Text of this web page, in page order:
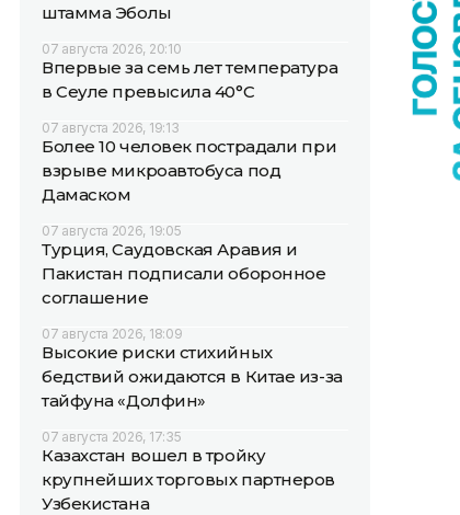
штамма Эболы
07 августа 2026, 20:10
Впервые за семь лет температура
в Сеуле превысила 40°C
07 августа 2026, 19:13
Более 10 человек пострадали при
взрыве микроавтобуса под
Дамаском
07 августа 2026, 19:05
Турция, Саудовская Аравия и
Пакистан подписали оборонное
соглашение
07 августа 2026, 18:09
Высокие риски стихийных
бедствий ожидаются в Китае из-за
тайфуна «Долфин»
07 августа 2026, 17:35
Казахстан вошел в тройку
крупнейших торговых партнеров
Узбекистана